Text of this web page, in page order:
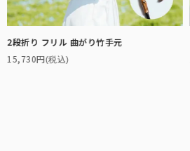
2段折り フリル 曲がり竹手元
15,730円(税込)